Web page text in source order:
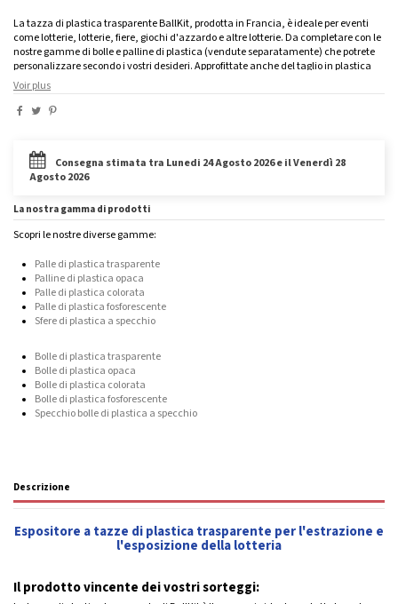
La tazza di plastica trasparente BallKit, prodotta in Francia, è ideale per eventi
come lotterie, lotterie, fiere, giochi d'azzardo e altre lotterie. Da completare con le
nostre gamme di bolle e palline di plastica (vendute separatamente) che potrete
personalizzare secondo i vostri desideri. Approfittate anche del taglio in plastica
trasparente per presentare i vostri prodotti in modo elegante posizionando il taglio
su un tavolo grazie alle staffe trasversali BallKit (vendute separatamente).
Venduto dall'unità. Diametri disponibili: 25 cm, 29 cm, 40 cm e 58 cm. Tazza di
Un prodotto che vuoi non è più disponibile?
produzione!
Voir plus
Consegna stimata tra Lunedi 24 Agosto 2026 e il Venerdì 28
Agosto 2026
La nostra gamma di prodotti
Scopri le nostre diverse gamme:
Palle di plastica trasparente
Palline di plastica opaca
Palle di plastica colorata
Palle di plastica fosforescente
Sfere di plastica a specchio
Bolle di plastica trasparente
Bolle di plastica opaca
Bolle di plastica colorata
Bolle di plastica fosforescente
Specchio bolle di plastica a specchio
Descrizione
Espositore a tazze di plastica trasparente per l'estrazione e
l'esposizione della lotteria
Il prodotto vincente dei vostri sorteggi: